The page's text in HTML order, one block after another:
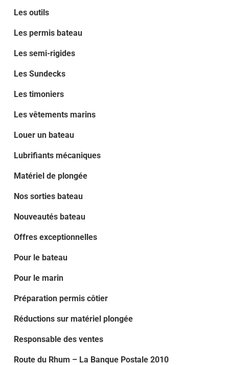
Les outils
Les permis bateau
Les semi-rigides
Les Sundecks
Les timoniers
Les vêtements marins
Louer un bateau
Lubrifiants mécaniques
Matériel de plongée
Nos sorties bateau
Nouveautés bateau
Offres exceptionnelles
Pour le bateau
Pour le marin
Préparation permis côtier
Réductions sur matériel plongée
Responsable des ventes
Route du Rhum – La Banque Postale 2010